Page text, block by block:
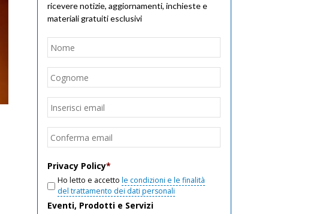
ricevere notizie, aggiornamenti, inchieste e
materiali gratuiti esclusivi
Nome
Email
Privacy Policy*
Ho letto e accetto le condizioni e le finalità
del trattamento dei dati personali
Eventi, Prodotti e Servizi